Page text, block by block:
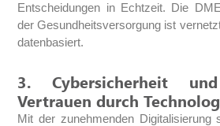
Entscheidungen in Echtzeit. Die
der Gesundheitsversorgung ist
datenbasiert.
3. Cybersicherheit
Vertrauen durch
Mit der zunehmenden Digitalisierung